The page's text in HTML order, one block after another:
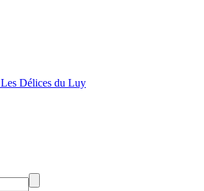
Les Délices du Luy